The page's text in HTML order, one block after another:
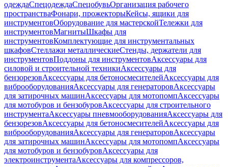
одеждаСпецодеждаСпецобувьОрганизация рабочего
пространстваФонари, прожекторыКейсы, ящики для
инструментовОборудование для мастерскойТележки для
инструментовМагнитыШкафы для
инструментовКомплектующие для инструментальных
шкафовСтеллажи металлическиеСтенды, держатели для
инструментовПоддоны для инструментовАксессуары для
силовой и строительной техникиАксессуары для
бензорезовАксессуары для бетоносмесителейАксессуары для
виброоборудованияАксессуары для генераторовАксессуары
для затирочных машинАксессуары для мотопомпАксессуары
для мотобуров и бензобуровАксессуары для строительного
инструментаАксессуары пневмооборудованияАксессуары для
бензорезовАксессуары для бетоносмесителейАксессуары для
виброоборудованияАксессуары для генераторовАксессуары
для затирочных машинАксессуары для мотопомпАксессуары
для мотобуров и бензобуровАксессуары для
электроинструментаАксессуары для компрессоров,